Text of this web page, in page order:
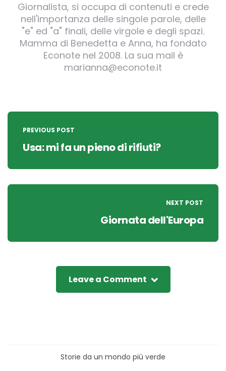
Giornalista, si occupa di contenuti e crede
nell'importanza delle singole parole, delle
"e" ed "a" finali, delle virgole e degli spazi.
Mamma di Benedetta e Anna, ha fondato
Econote nel 2008. La sua mail è
marianna@econote.it
Post
navigation
PREVIOUS POST
Usa: mi fa un pieno di rifiuti?
NEXT POST
Giornata dell'Europa
Leave a Comment
Storie da un mondo più verde